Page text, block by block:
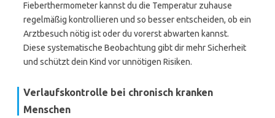
Fieberthermometer kannst du die Temperatur zuhause
regelmäßig kontrollieren und so besser entscheiden, ob ein
Arztbesuch nötig ist oder du vorerst abwarten kannst.
Diese systematische Beobachtung gibt dir mehr Sicherheit
und schützt dein Kind vor unnötigen Risiken.
Verlaufskontrolle bei chronisch kranken
Menschen